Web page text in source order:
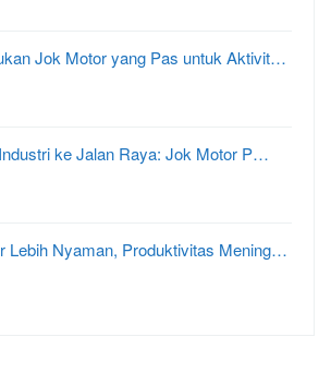
Jok Motor yang Pas untuk Aktivit…
ke Jalan Raya: Jok Motor P…
Lebih Nyaman, Produktivitas Mening…